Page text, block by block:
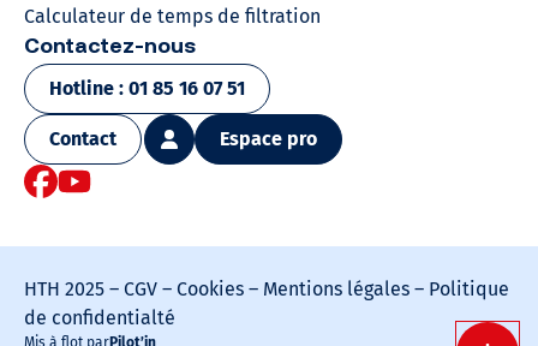
Calculateur de temps de filtration
Contactez-nous
Hotline : 01 85 16 07 51
Contact Espace pro
HTH 2025 – CGV – Cookies – Mentions légales – Politique
de confidentialté
Mis à flot parPilot’in